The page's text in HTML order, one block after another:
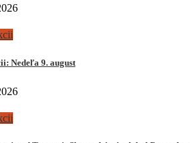
Nedeľa 9. august